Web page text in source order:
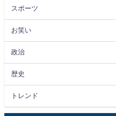
スポーツ
お笑い
政治
歴史
トレンド